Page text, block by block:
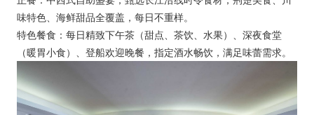
味特色、海鲜甜品全覆盖，每日不重样。
特色餐食：每日精致下午茶（甜点、茶饮、水果）、深夜食堂
（暖胃小食）、登船欢迎晚餐，指定酒水畅饮，满足味蕾需求。